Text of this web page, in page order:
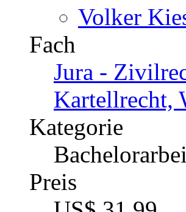
Volker
Fach
Jura -
Kartellrecht,
Kategorie
Preis